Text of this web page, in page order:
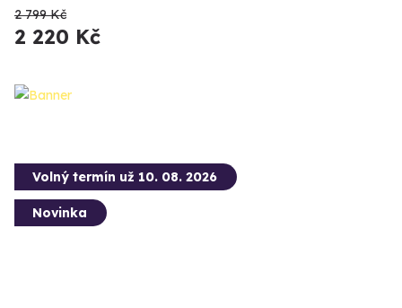
2 799 Kč
2 220 Kč
Volný termín už 10. 08. 2026
Novinka